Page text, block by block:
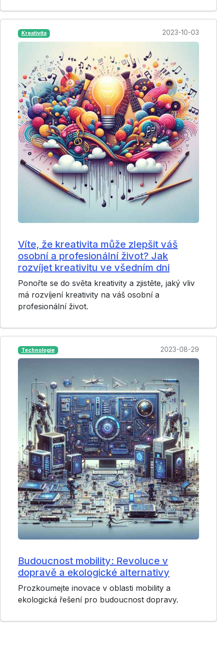
Kreativita 2023-10-03
Víte, že kreativita může zlepšit váš
osobní a profesionální život? Jak
rozvíjet kreativitu ve všedním dni
Ponořte se do světa kreativity a zjistěte, jaký vliv
má rozvíjení kreativity na váš osobní a
profesionální život.
Technologie 2023-08-29
Budoucnost mobility: Revoluce v
dopravě a ekologické alternativy
Prozkoumejte inovace v oblasti mobility a
ekologická řešení pro budoucnost dopravy.